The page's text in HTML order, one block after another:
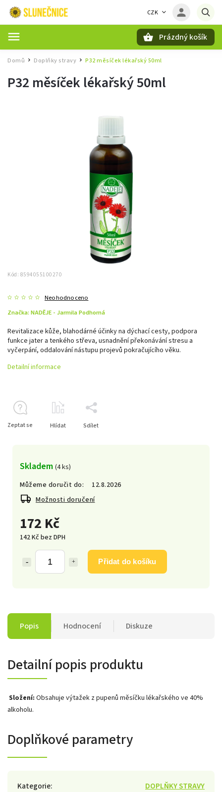
CZK
Prázdný košík
Domů / Doplňky stravy / P32 měsíček lékařský 50ml
P32 měsíček lékařský 50ml
Kód: 8594055100270
Neohodnoceno
Značka: NADĚJE - Jarmila Podhorná
172 Kč
142 Kč bez DPH
Přidat do košíku
Skladem (4 ks)
Můžeme doručit do:
12.8.2026
Možnosti doručení
Revitalizace kůže, blahodárné účinky na dýchací cesty, podpora
funkce jater a tenkého střeva, usnadnění překonávání stresu a
vyčerpání, oddalování nástupu projevů pokračujícího věku.
Detailní informace
Zeptat se Hlídat Sdílet
Popis Hodnocení Diskuze
Detailní popis produktu
Složení: Obsahuje výtažek z pupenů měsíčku lékařského ve 40%
alkoholu.
Doplňkové parametry
Kategorie:
DOPLŇKY STRAVY